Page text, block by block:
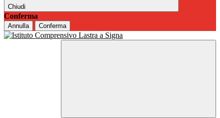
Chiudi
Conferma
Annulla Conferma